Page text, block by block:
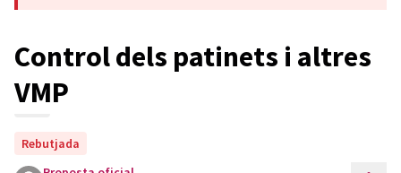
Control dels patinets i altres
VMP
Rebutjada